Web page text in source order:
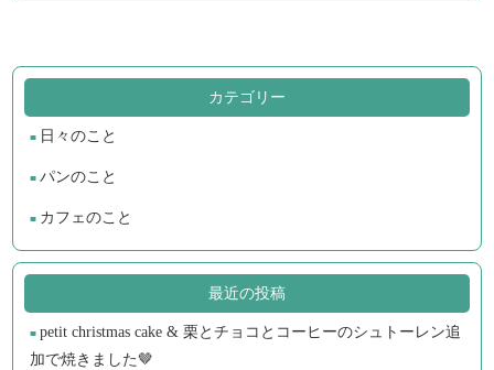
カテゴリー
日々のこと
パンのこと
カフェのこと
最近の投稿
petit christmas cake & 栗とチョコとコーヒーのシュトーレン追
加で焼きました🤎